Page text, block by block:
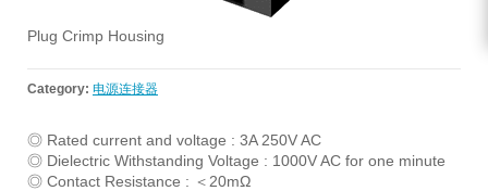
Plug Crimp Housing
Category: 电源连接器
◎ Rated current and voltage : 3A 250V AC
◎ Dielectric Withstanding Voltage : 1000V AC for one minute
◎ Contact Resistance : ＜20mΩ